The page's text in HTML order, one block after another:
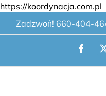
https://koordynacja.com.pl
Zadzwoń! 660-404-